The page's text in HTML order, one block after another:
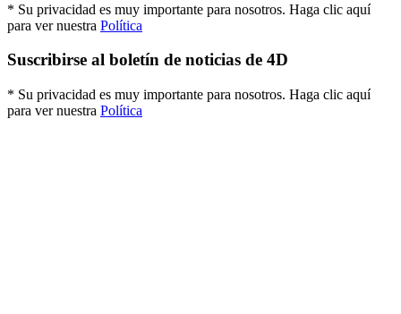
* Su privacidad es muy importante para nosotros. Haga clic aquí
para ver nuestra Política
Suscribirse al boletín de noticias de 4D
* Su privacidad es muy importante para nosotros. Haga clic aquí
para ver nuestra Política